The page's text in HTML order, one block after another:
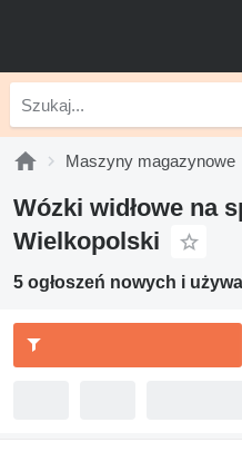
Maszyny magazynowe
Wózki widłowe na
Wielkopolski
5 ogłoszeń nowych i